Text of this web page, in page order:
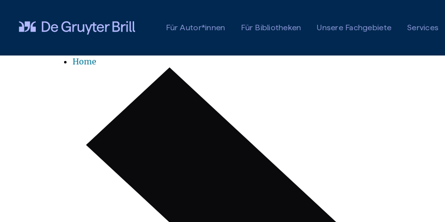
Für Autor*innen
Für Bibliotheken Unsere Fachgebiete Services
Home